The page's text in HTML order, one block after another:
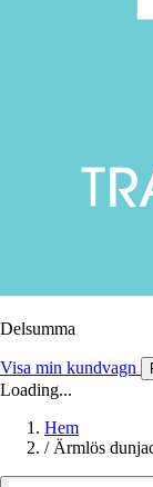
Delsumma
Visa min kundvagn
Loading...
Hem
/ Ärmlös